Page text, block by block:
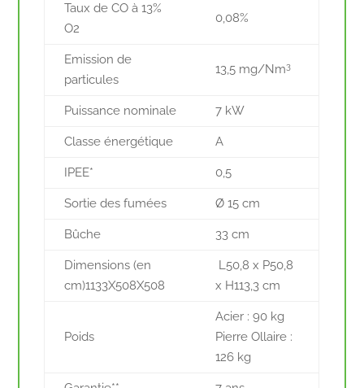
Taux de CO à 13%
O2
0,08%
Emission de
particules
13,5 mg/Nm3
Puissance nominale 7 kW
Classe énergétique A
IPEE* 0,5
Sortie des fumées Ø 15 cm
Bûche 33 cm
Dimensions (en
cm)1133X508X508
L50,8 x P50,8
x H113,3 cm
Poids
Acier : 90 kg
Pierre Ollaire :
126 kg